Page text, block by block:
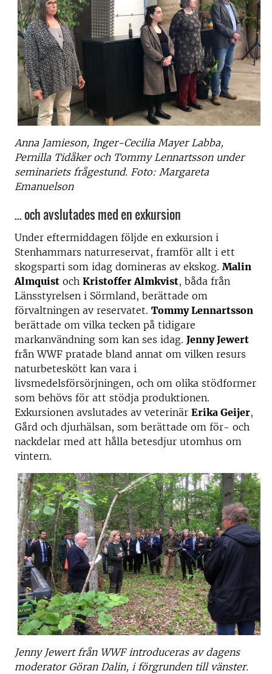
Anna Jamieson, Inger-Cecilia Mayer Labba,
Pernilla Tidåker och Tommy Lennartsson under
seminariets frågestund. Foto: Margareta
Emanuelson
... och avslutades med en exkursion
Under eftermiddagen följde en exkursion i
Stenhammars naturreservat, framför allt i ett
skogsparti som idag domineras av ekskog. Malin
Almquist och Kristoffer Almkvist, båda från
Länsstyrelsen i Sörmland, berättade om
förvaltningen av reservatet. Tommy Lennartsson
berättade om vilka tecken på tidigare
markanvändning som kan ses idag. Jenny Jewert
från WWF pratade bland annat om vilken resurs
naturbeteskött kan vara i
livsmedelsförsörjningen, och om olika stödformer
som behövs för att stödja produktionen.
Exkursionen avslutades av veterinär Erika Geijer,
Gård och djurhälsan, som berättade om för- och
nackdelar med att hålla betesdjur utomhus om
vintern.
Jenny Jewert från WWF introduceras av dagens
moderator Göran Dalin, i förgrunden till vänster.